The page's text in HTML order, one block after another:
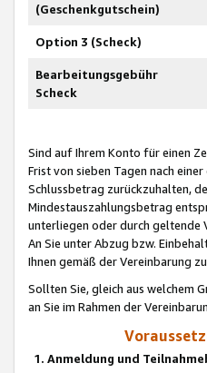
(Geschenkgutschein)
Option 3 (Scheck)
Bearbeitungsgebühr
Scheck
Sind auf Ihrem Konto für einen
Frist von sieben Tagen nach
Schlussbetrag zurückzuhalten,
Mindestauszahlungsbetrag
unterliegen oder durch geltende
An Sie unter Abzug bzw.
Ihnen gemäß der Vereinbarung
Sollten Sie, gleich aus welchem
an Sie im Rahmen der
1. Anmeldung und